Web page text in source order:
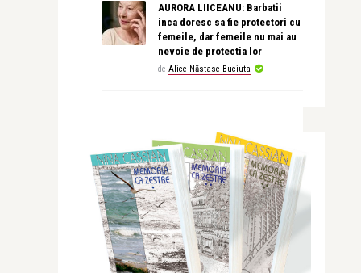
AURORA LIICEANU: Barbatii
inca doresc sa fie protectori cu
femeile, dar femeile nu mai au
nevoie de protectia lor
de Alice Năstase Buciuta